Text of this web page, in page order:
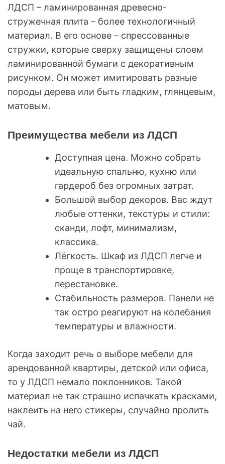
ЛДСП – ламинированная древесно-
стружечная плита – более технологичный
материал. В его основе – спрессованные
стружки, которые сверху защищены слоем
ламинированной бумаги с декоративным
рисунком. Он может имитировать разные
породы дерева или быть гладким, глянцевым,
матовым.
Преимущества мебели из ЛДСП
Доступная цена. Можно собрать
идеальную спальню, кухню или
гардероб без огромных затрат.
Большой выбор декоров. Вас ждут
любые оттенки, текстуры и стили:
сканди, лофт, минимализм,
классика.
Лёгкость. Шкаф из ЛДСП легче и
проще в транспортировке,
перестановке.
Стабильность размеров. Панели не
так остро реагируют на колебания
температуры и влажности.
Когда заходит речь о выборе мебели для
арендованной квартиры, детской или офиса,
то у ЛДСП немало поклонников. Такой
материал не так страшно испачкать красками,
наклеить на него стикеры, случайно пролить
чай.
Недостатки мебели из ЛДСП